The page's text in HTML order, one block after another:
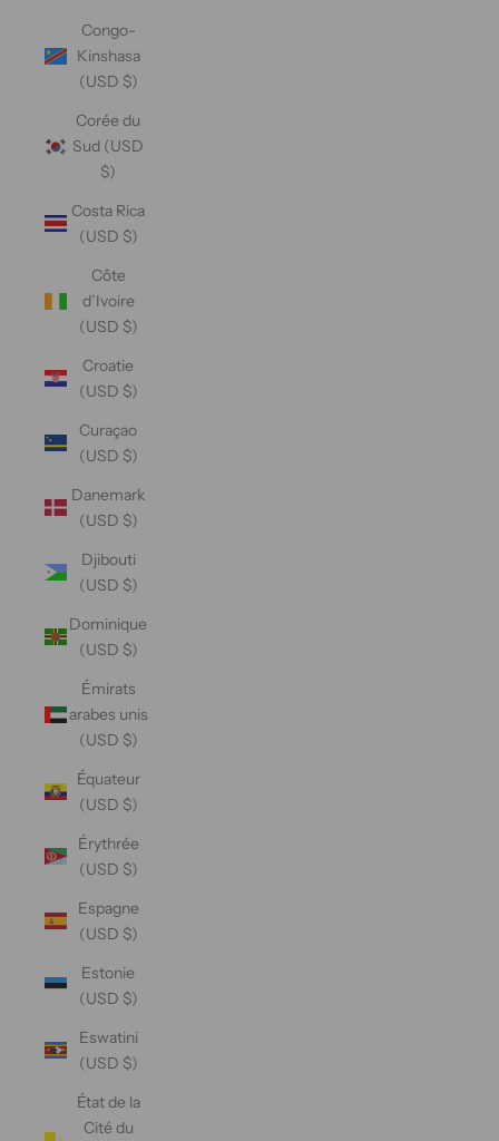
Congo-
Kinshasa
(USD $)
Corée du
Sud (USD
$)
Costa Rica
(USD $)
Côte
d’Ivoire
(USD $)
Croatie
(USD $)
Curaçao
(USD $)
Danemark
(USD $)
Djibouti
(USD $)
Dominique
(USD $)
Émirats
arabes unis
(USD $)
Équateur
(USD $)
Érythrée
(USD $)
Espagne
(USD $)
Estonie
(USD $)
Eswatini
(USD $)
État de la
Cité du